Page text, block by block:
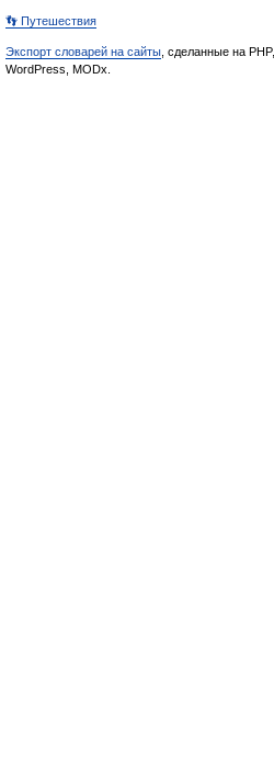
👣 Путешествия
Экспорт словарей на сайты , сделанные на PHP,
WordPress, MODx.